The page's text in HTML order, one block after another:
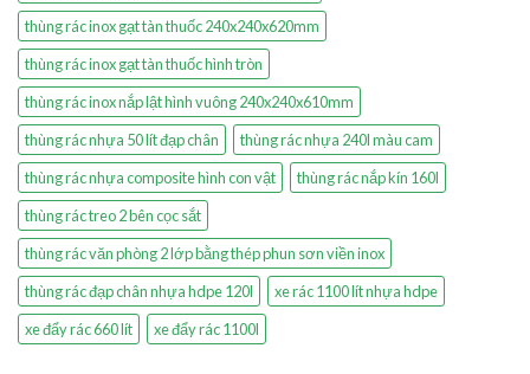
thùng rác inox gạt tàn thuốc 240x240x620mm
thùng rác inox gạt tàn thuốc hình tròn
thùng rác inox nắp lật hình vuông 240x240x610mm
thùng rác nhựa 50 lít đạp chân
thùng rác nhựa 240l màu cam
thùng rác nhựa composite hình con vật
thùng rác nắp kín 160l
thùng rác treo 2 bên cọc sắt
thùng rác văn phòng 2 lớp bằng thép phun sơn viền inox
thùng rác đạp chân nhựa hdpe 120l
xe rác 1100 lít nhựa hdpe
xe đẩy rác 660 lít
xe đẩy rác 1100l